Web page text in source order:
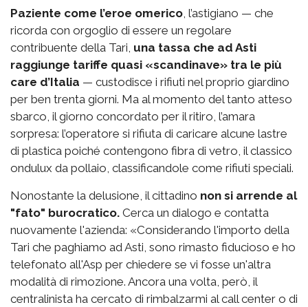
Paziente come l’eroe omerico, l’astigiano — che
ricorda con orgoglio di essere un regolare
contribuente della Tari, una tassa che ad Asti
raggiunge tariffe quasi «scandinave» tra le più
care d’Italia — custodisce i rifiuti nel proprio giardino
per ben trenta giorni. Ma al momento del tanto atteso
sbarco, il giorno concordato per il ritiro, l’amara
sorpresa: l’operatore si rifiuta di caricare alcune lastre
di plastica poiché contengono fibra di vetro, il classico
ondulux da pollaio, classificandole come rifiuti speciali.
Nonostante la delusione, il cittadino non si arrende al
"fato" burocratico. Cerca un dialogo e contatta
nuovamente l'azienda: «Considerando l'importo della
Tari che paghiamo ad Asti, sono rimasto fiducioso e ho
telefonato all'Asp per chiedere se vi fosse un'altra
modalità di rimozione. Ancora una volta, però, il
centralinista ha cercato di rimbalzarmi al call center o di